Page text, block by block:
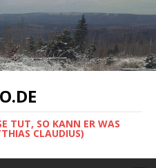
TUT, SO KANN ER WAS
CLAUDIUS)